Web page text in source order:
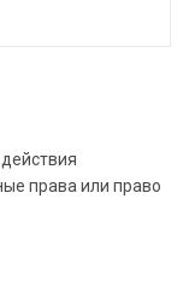
права или право